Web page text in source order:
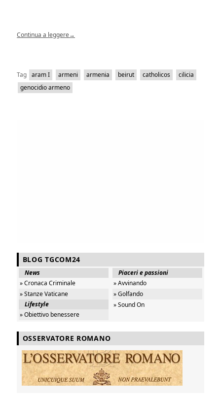
Continua a leggere→
Tag aram I armeni armenia beirut catholicos
cilicia
genocidio armeno
BLOG TGCOM24
News
» Cronaca Criminale
» Stanze Vaticane
Lifestyle
» Obiettivo benessere
Piaceri e passioni
» Avvinando
» Golfando
» Sound On
OSSERVATORE ROMANO